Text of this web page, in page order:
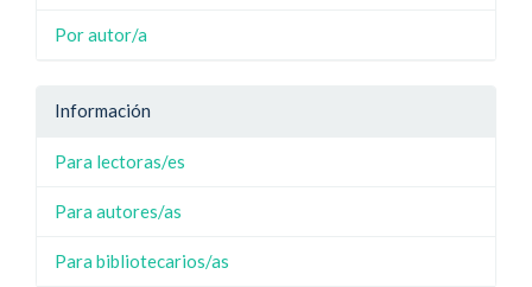
Por autor/a
Información
Para lectoras/es
Para autores/as
Para bibliotecarios/as